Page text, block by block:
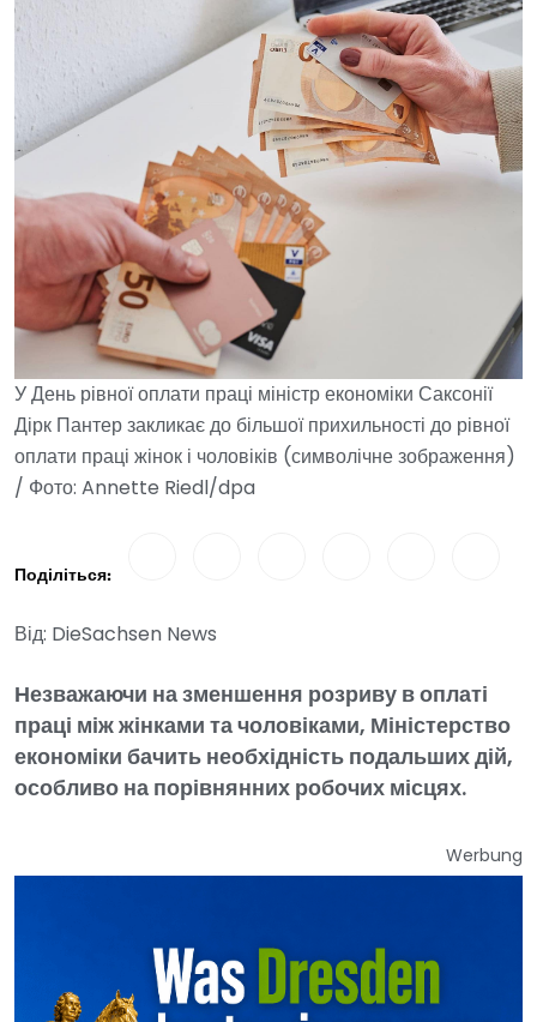
У День рівної оплати праці міністр економіки Саксонії
Дірк Пантер закликає до більшої прихильності до рівної
оплати праці жінок і чоловіків (символічне зображення)
/ Фото: Annette Riedl/dpa
Поділіться:
Від: DieSachsen News
Незважаючи на зменшення розриву в оплаті
праці між жінками та чоловіками, Міністерство
економіки бачить необхідність подальших дій,
особливо на порівнянних робочих місцях.
Werbung